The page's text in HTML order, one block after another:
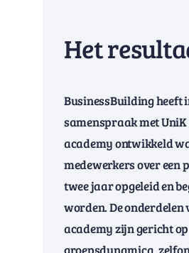
Het
BusinessBuilding heeft
samenspraak met UniK
academy ontwikkeld
medewerkers over een
twee jaar opgeleid en
worden. De onderdelen
academy zijn gericht op